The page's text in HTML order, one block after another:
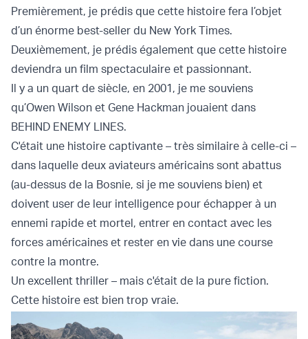
Premièrement, je prédis que cette histoire fera l’objet
d’un énorme best-seller du New York Times.
Deuxièmement, je prédis également que cette histoire
deviendra un film spectaculaire et passionnant.
Il y a un quart de siècle, en 2001, je me souviens
qu’Owen Wilson et Gene Hackman jouaient dans
BEHIND ENEMY LINES.
C'était une histoire captivante – très similaire à celle-ci –
dans laquelle deux aviateurs américains sont abattus
(au-dessus de la Bosnie, si je me souviens bien) et
doivent user de leur intelligence pour échapper à un
ennemi rapide et mortel, entrer en contact avec les
forces américaines et rester en vie dans une course
contre la montre.
Un excellent thriller – mais c'était de la pure fiction.
Cette histoire est bien trop vraie.